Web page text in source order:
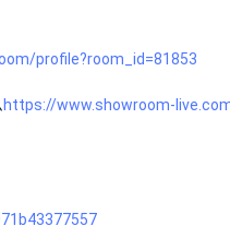
profile?room_id=81853
https://www.showroom-